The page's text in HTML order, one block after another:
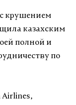
крушением
казахским
полной и
по
Airlines,